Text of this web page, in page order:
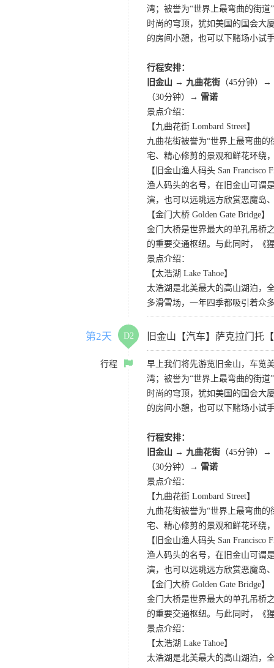
湾；被誉为“世界上最弯曲的街
时尚的穹顶，犹如美国的国会大
的房间小憩，也可以下赌场小试
行程安排：
旧金山 → 九曲花街 （45分钟）→
（30分钟）→ 雷诺
景点介绍：
【九曲花街 Lombard Street】
九曲花街被誉为“世界上最弯曲
宅、精心修剪的景观和鲜花环绕
【旧金山渔人码头 San Francisco
渔人码头的名号，在旧金山可谓
演，也可以远眺远方欣赏恶魔岛
【金门大桥 Golden Gate Bridge】
金门大桥是世界最大的单孔吊桥
的重要交通枢纽。与此同时，《
景点介绍：
【太浩湖 Lake Tahoe】
太浩湖是北美最大的高山湖泊，
多滑雪场，一年四季都吸引着众
第2天 D2 旧金山【汽车】萨克拉门托
行程
早上我们将先游览旧金山，车览
湾；被誉为“世界上最弯曲的街
时尚的穹顶，犹如美国的国会大
的房间小憩，也可以下赌场小试
行程安排：
旧金山 → 九曲花街 （45分钟）→
（30分钟）→ 雷诺
景点介绍：
【九曲花街 Lombard Street】
九曲花街被誉为“世界上最弯曲
宅、精心修剪的景观和鲜花环绕
【旧金山渔人码头 San Francisco
渔人码头的名号，在旧金山可谓
演，也可以远眺远方欣赏恶魔岛
【金门大桥 Golden Gate Bridge】
金门大桥是世界最大的单孔吊桥
的重要交通枢纽。与此同时，《
景点介绍：
【太浩湖 Lake Tahoe】
太浩湖是北美最大的高山湖泊，